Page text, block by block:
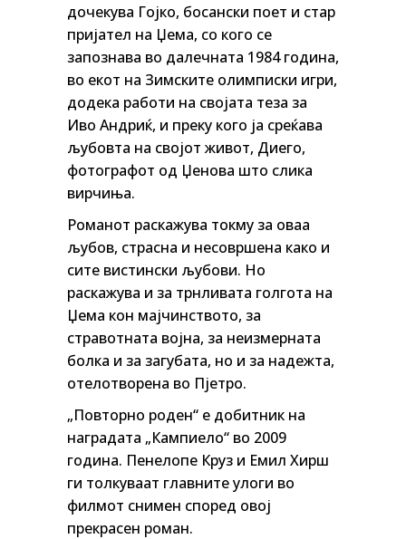
дочекува Гојко, босански поет и стар
пријател на Џема, со кого се
запознава во далечната 1984 година,
во екот на Зимските олимписки игри,
додека работи на својата теза за
Иво Андриќ, и преку кого ја среќава
љубовта на својот живот, Диего,
фотографот од Џенова што слика
вирчиња.
Романот раскажува токму за оваа
љубов, страсна и несовршена како и
сите вистински љубови. Но
раскажува и за трнливата голгота на
Џема кон мајчинството, за
стравотната војна, за неизмерната
болка и за загубата, но и за надежта,
отелотворена во Пјетро.
„Повторно роден“ е добитник на
наградата „Кампиело“ во 2009
година. Пенелопе Круз и Емил Хирш
ги толкуваат главните улоги во
филмот снимен според овој
прекрасен роман.